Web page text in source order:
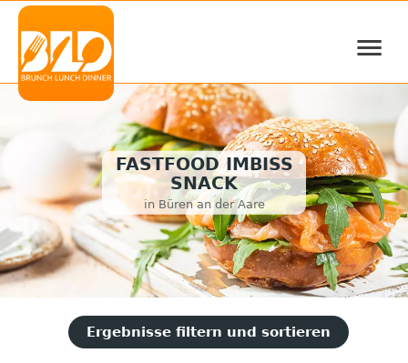
≡
FASTFOOD IMBISS
SNACK
in Büren an der Aare
Ergebnisse filtern und sortieren